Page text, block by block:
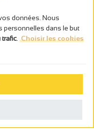
à consommer avec
données. Nous
personnelles dans le but
trafic Choisir les cookies